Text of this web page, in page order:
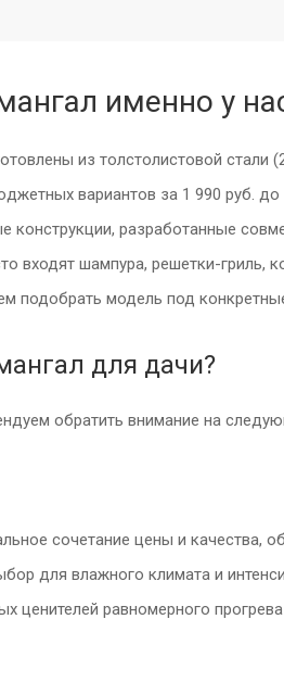
именно у
из толстолистовой
вариантов за 1 990 руб.
конструкции, разработанные
входят шампура, решетки-гриль,
подобрать модель под
для дачи?
обратить внимание на
сочетание цены и качества,
для влажного климата и
ценителей равномерного